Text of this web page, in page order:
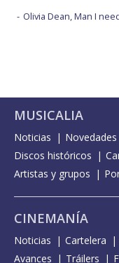
Olivia Dean, Man I
MUSICALIA
Noticias Novedades
Discos históricos
Artistas y grupos
CINEMANÍA
Noticias Cartelera
Avances
Tráilers